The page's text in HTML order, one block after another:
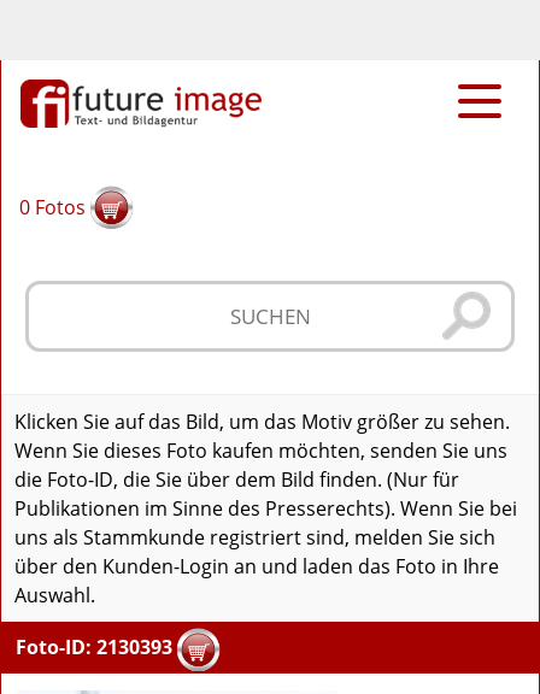
0 Fotos
Klicken Sie auf das Bild, um das Motiv größer zu sehen.
Wenn Sie dieses Foto kaufen möchten, senden Sie uns
die Foto-ID, die Sie über dem Bild finden. (Nur für
Publikationen im Sinne des Presserechts). Wenn Sie bei
uns als Stammkunde registriert sind, melden Sie sich
über den Kunden-Login an und laden das Foto in Ihre
Auswahl.
Foto-ID: 2130393